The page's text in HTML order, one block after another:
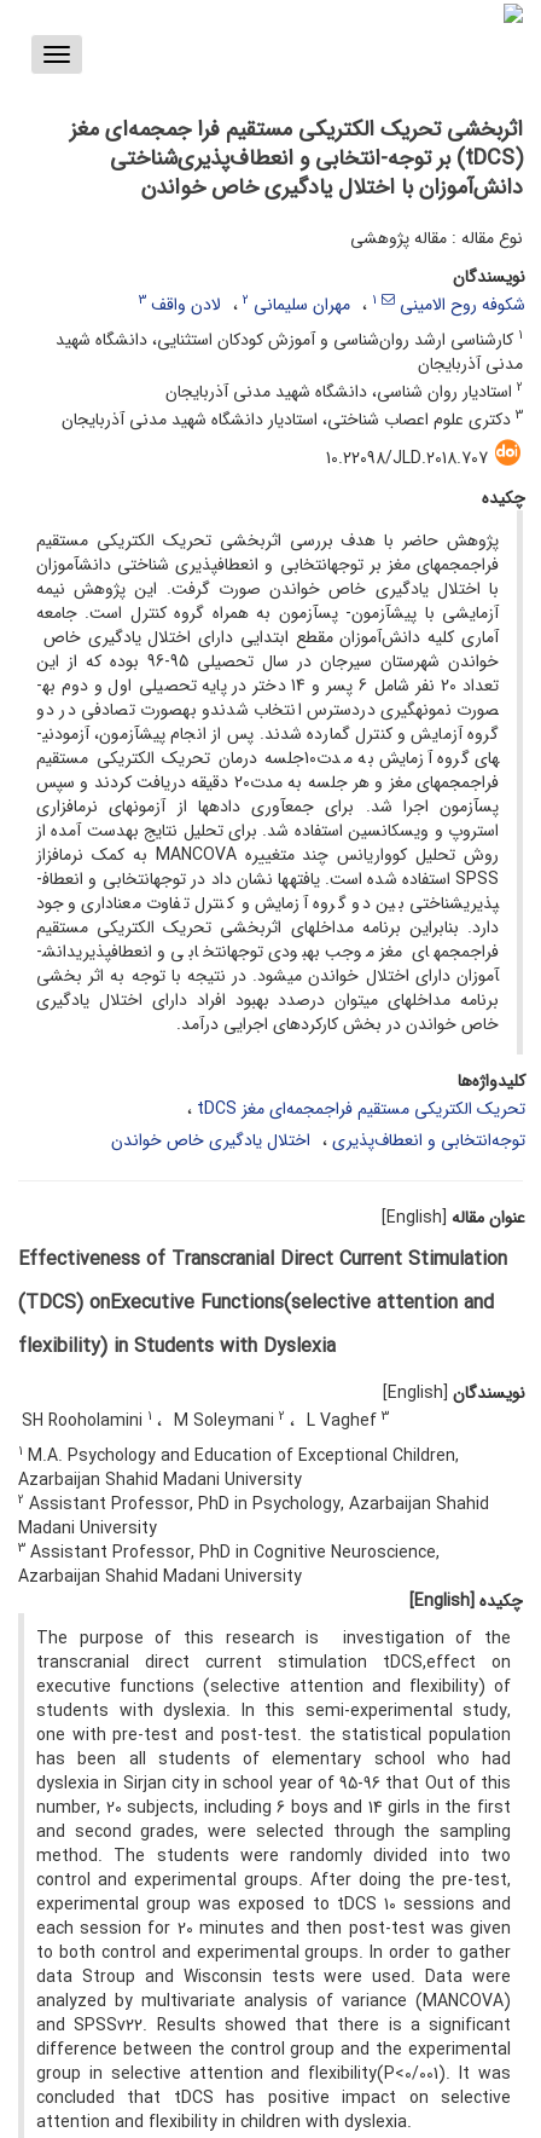
Toggle
اثربخشی تحریک الکتریکی مستقیم فرا جمجمه‌ای مغز
(tDCS) بر توجه-انتخابی و انعطاف‌پذیری‌شناختی
دانش‌آموزان با اختلال یادگیری خاص خواندن
نوع مقاله : مقاله پژوهشی
نویسندگان
شکوفه روح الامینی
1 مهران سلیمانی 2 لادن واقف 3
1 کارشناسی ارشد روان‌شناسی و آموزش کودکان استثنایی، دانشگاه شهید
مدنی آذربایجان
2 استادیار روان شناسی، دانشگاه شهید مدنی آذربایجان
3 دکتری علوم اعصاب شناختی، استادیار دانشگاه شهید مدنی آذربایجان
10.22098/JLD.2018.707
چکیده
پژوهش حاضر با هدف بررسی اثربخشی تحریک الکتریکی مستقیم
فراجمجمه­ای مغز بر توجه­انتخابی و انعطاف­پذیری شناختی دانش­آموزان
با اختلال یادگیری خاص خواندن صورت گرفت. این پژوهش نیمه
آزمایشی با پیش­آزمون- پس­آزمون به همراه گروه کنترل است. جامعه
آماری کلیه دانش‌آموزان مقطع ابتدایی دارای اختلال یادگیری خاص
خواندن شهرستان سیرجان در سال تحصیلی 95-96 بوده که از این
تعداد 20 نفر شامل 6 پسر و 14 دختر در پایه تحصیلی اول و دوم به­
صورت نمونه­گیری دردسترس انتخاب شدندو به­صورت تصادفی در دو
گروه آزمایش و کنترل گمارده شدند. پس از انجام پیش­­آزمون، آزمودنی­
های گروه آزمایش به مدت10جلسه درمان تحریک الکتریکی مستقیم
فراجمجمه­ای مغز و هر جلسه به مدت20 دقیقه دریافت کردند و سپس
پس­آزمون اجرا شد. برای جمع­آوری داده­ها از آزمون­های نرم­افزاری
استروپ و ویسکانسین استفاده شد. برای تحلیل نتایج به­دست آمده از
روش تحلیل کوواریانس چند متغییره MANCOVA به کمک نرم­افزاز
SPSS استفاده شده است. یافته­ها نشان داد در توجه­انتخابی و انعطاف­
پذیری­شناختی بین دو گروه آزمایش و کنترل تفاوت معنا­داری وجود
دارد. بنابراین برنامه مداخله­ای اثربخشی تحریک الکتریکی مستقیم
فراجمجمه­ای مغز موجب بهبودی توجه­انتخابی و انعطاف­پذیری­دانش­
آموزان ­دارای ­اختلال ­خواندن­ می­شود. در نتیجه با توجه به اثر بخشی
برنامه مداخله­ای می­توان درصدد بهبود افراد دارای اختلال یادگیری
خاص خواندن در بخش کارکردهای اجرایی درآمد.
کلیدواژه‌ها
تحریک الکتریکی مستقیم فراجمجمه‌ای مغز tDCS
توجه‌انتخابی و انعطاف‌پذیری
اختلال یادگیری خاص خواندن
عنوان مقاله [English]
Effectiveness of Transcranial Direct Current Stimulation
(TDCS) onExecutive Functions(selective attention and
flexibility) in Students with Dyslexia
نویسندگان [English]
SH Rooholamini 1 M Soleymani 2 L Vaghef 3
1 M.A. Psychology and Education of Exceptional Children,
Azarbaijan Shahid Madani University
2 Assistant Professor, PhD in Psychology, Azarbaijan Shahid
Madani University
3 Assistant Professor, PhD in Cognitive Neuroscience,
Azarbaijan Shahid Madani University
چکیده [English]
The purpose of this research is investigation of the
transcranial direct current stimulation tDCS,effect on
executive functions (selective attention and flexibility) of
students with dyslexia. In this semi-experimental study,
one with pre-test and post-test. the statistical population
has been all students of elementary school who had
dyslexia in Sirjan city in school year of 95-96 that Out of this
number, 20 subjects, including 6 boys and 14 girls in the first
and second grades, were selected through the sampling
method. The students were randomly divided into two
control and experimental groups. After doing the pre-test,
experimental group was exposed to tDCS 10 sessions and
each session for 20 minutes and then post-test was given
to both control and experimental groups. In order to gather
data Stroup and Wisconsin tests were used. Data were
analyzed by multivariate analysis of variance (MANCOVA)
and SPSSv22. Results showed that there is a significant
difference between the control group and the experimental
group in selective attention and flexibility(P<0/001). It was
concluded that tDCS has positive impact on selective
attention and flexibility in children with dyslexia.